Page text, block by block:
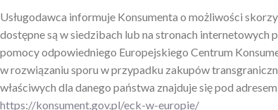
Usługodawca informuje Konsumenta o możliwości
dostępne są w siedzibach lub na stronach
pomocy odpowiedniego Europejskiego Centrum
w rozwiązaniu sporu w przypadku zakupów
właściwych dla danego państwa znajduje się pod
https://konsument.gov.pl/eck-w-europie/